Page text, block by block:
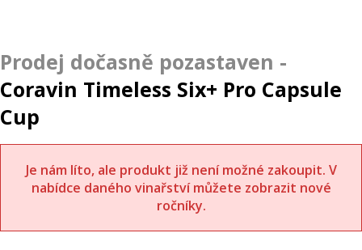
Coravin Timeless Six+ Pro Capsule
Cup
Je nám líto, ale produkt již není možné zakoupit. V
nabídce daného vinařství můžete zobrazit nové
ročníky.